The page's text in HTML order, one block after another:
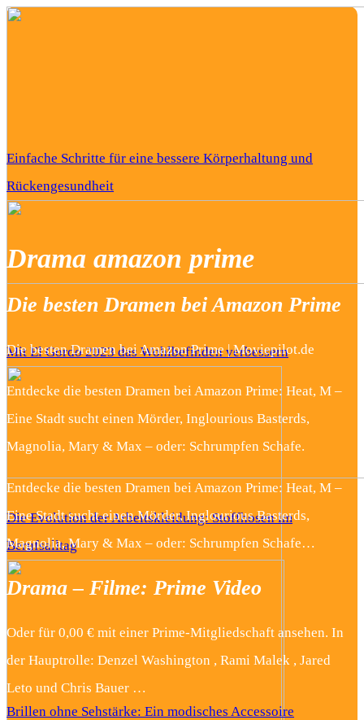
Einfache Schritte für eine bessere Körperhaltung und
Rückengesundheit
Mit El Gordo 2023 das Wohlbefinden verbessern
Die Evolution der Arbeitskleidung: Stoffhosen im
Berufsalltag
Brillen ohne Sehstärke: Ein modisches Accessoire
Drama amazon prime
Die besten Dramen bei Amazon Prime
Die besten Dramen bei Amazon Prime | Moviepilot.de
Entdecke die besten Dramen bei Amazon Prime: Heat, M –
Eine Stadt sucht einen Mörder, Inglourious Basterds,
Magnolia, Mary & Max – oder: Schrumpfen Schafe.
Entdecke die besten Dramen bei Amazon Prime: Heat, M –
Eine Stadt sucht einen Mörder, Inglourious Basterds,
Magnolia, Mary & Max – oder: Schrumpfen Schafe…
Drama – Filme: Prime Video
Oder für 0,00 € mit einer Prime-Mitgliedschaft ansehen. In
der Hauptrolle: Denzel Washington , Rami Malek , Jared
Leto und Chris Bauer …